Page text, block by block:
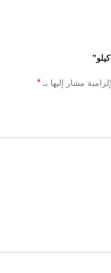
مشار إليها بـ *